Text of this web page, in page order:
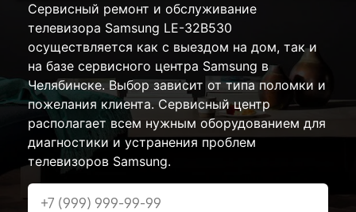
Сервисный ремонт и обслуживание
телевизора Samsung LE-32B530
осуществляется как с выездом на дом, так и
на базе сервисного центра Samsung в
Челябинске. Выбор зависит от типа поломки и
пожелания клиента. Сервисный центр
располагает всем нужным оборудованием для
диагностики и устранения проблем
телевизоров Samsung.